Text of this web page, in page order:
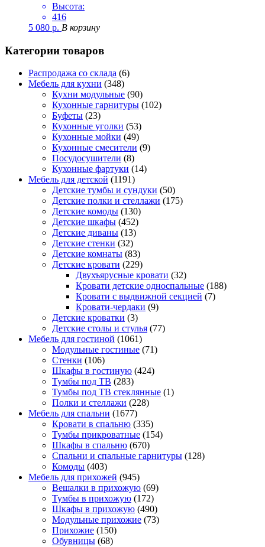
Высота:
416
5 080 р. В корзину
Категории товаров
Распродажа со склада (6)
Мебель для кухни (348)
Кухни модульные (90)
Кухонные гарнитуры (102)
Буфеты (23)
Кухонные уголки (53)
Кухонные мойки (49)
Кухонные смесители (9)
Посудосушители (8)
Кухонные фартуки (14)
Мебель для детской (1191)
Детские тумбы и сундуки (50)
Детские полки и стеллажи (175)
Детские комоды (130)
Детские шкафы (452)
Детские диваны (13)
Детские стенки (32)
Детские комнаты (83)
Детские кровати (229)
Двухъярусные кровати (32)
Кровати детские односпальные (188)
Кровати с выдвижной секцией (7)
Кровати-чердаки (9)
Детские кроватки (3)
Детские столы и стулья (77)
Мебель для гостиной (1061)
Модульные гостиные (71)
Стенки (106)
Шкафы в гостиную (424)
Тумбы под ТВ (283)
Тумбы под ТВ стеклянные (1)
Полки и стеллажи (228)
Мебель для спальни (1677)
Кровати в спальню (335)
Тумбы прикроватные (154)
Шкафы в спальню (670)
Спальни и спальные гарнитуры (128)
Комоды (403)
Мебель для прихожей (945)
Вешалки в прихожую (69)
Тумбы в прихожую (172)
Шкафы в прихожую (490)
Модульные прихожие (73)
Прихожие (150)
Обувницы (68)